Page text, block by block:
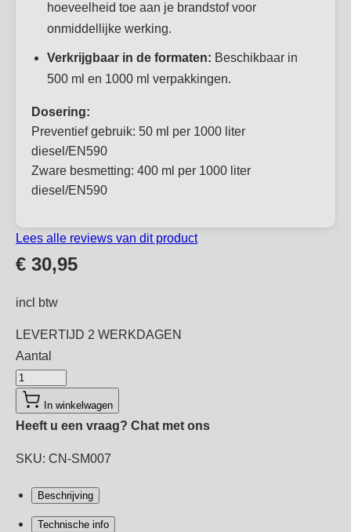
hoeveelheid toe aan je brandstof voor
onmiddellijke werking.
Verkrijgbaar in de formaten: Beschikbaar in
500 ml en 1000 ml verpakkingen.
Dosering:
Preventief gebruik: 50 ml per 1000 liter
diesel/EN590
Zware besmetting: 400 ml per 1000 liter
diesel/EN590
Lees alle reviews van dit product
€ 30,95
incl btw
LEVERTIJD 2 WERKDAGEN
Aantal
Aantal
In winkelwagen
Heeft u een vraag? Chat met ons
SKU: CN-SM007
Beschrijving
Technische info